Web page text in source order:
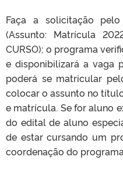
Faça a solicitação
(Assunto: Matrícula
CURSO); o programa
e disponibilizará a vaga
poderá se matricular
colocar o assunto no
e matrícula. Se for aluno
do edital de aluno
de estar cursando um
coordenação do